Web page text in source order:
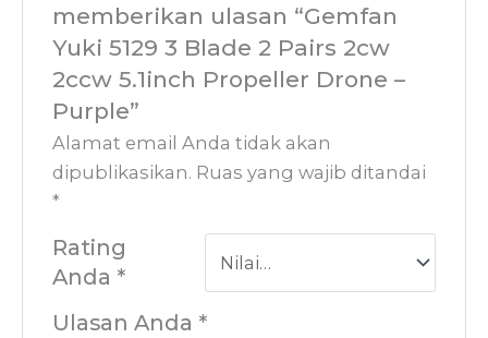
memberikan ulasan “Gemfan
Yuki 5129 3 Blade 2 Pairs 2cw
2ccw 5.1inch Propeller Drone –
Purple”
Alamat email Anda tidak akan
dipublikasikan. Ruas yang wajib ditandai
*
Rating
Anda *
Ulasan Anda *